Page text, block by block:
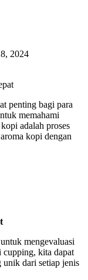
2024
penting bagi para
memahami
adalah proses
kopi dengan
mengevaluasi
cupping, kita dapat
unik dari setiap jenis